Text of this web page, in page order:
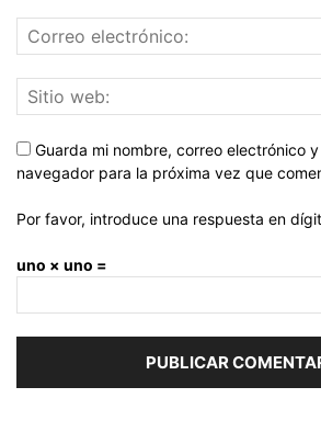
Guarda mi nombre, correo electrónico
navegador para la próxima vez que
Por favor, introduce una respuesta en
uno × uno =